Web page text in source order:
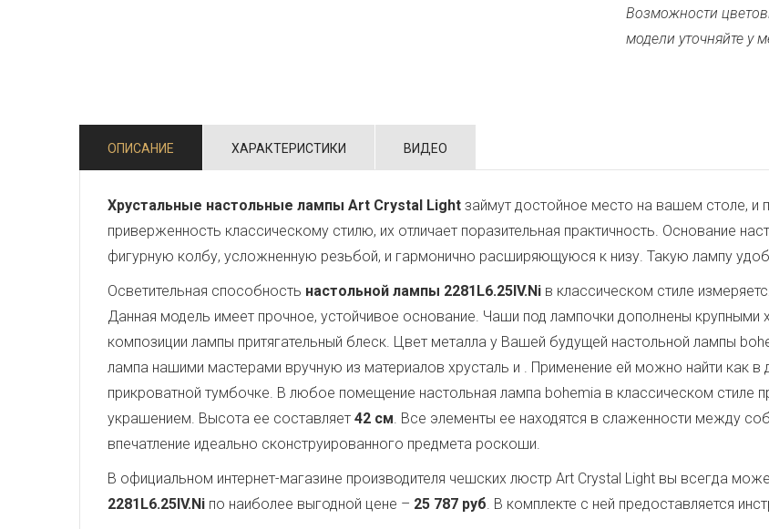
Возможности
модели уточняйте у
ОПИСАНИЕ ХАРАКТЕРИСТИКИ ВИДЕО
Хрустальные настольные лампы Art Crystal Light займут достойное место на вашем столе, и
приверженность классическому стилю, их отличает поразительная практичность. Основание
фигурную колбу, усложненную резьбой, и гармонично расширяющуюся к низу. Такую лампу
Осветительная способность настольной лампы 2281L6.25IV.Ni в классическом стиле
Данная модель имеет прочное, устойчивое основание. Чаши под лампочки дополнены
композиции лампы притягательный блеск. Цвет металла у Вашей будущей настольной лампы
лампа нашими мастерами вручную из материалов хрусталь и . Применение ей можно найти как в
прикроватной тумбочке. В любое помещение настольная лампа bohemia в классическом стиле
украшением. Высота ее составляет 42 см. Все элементы ее находятся в слаженности между
впечатление идеально сконструированного предмета роскоши.
В официальном интернет-магазине производителя чешских люстр Art Crystal Light вы всегда
2281L6.25IV.Ni по наиболее выгодной цене – 25 787 руб. В комплекте с ней предоставляется